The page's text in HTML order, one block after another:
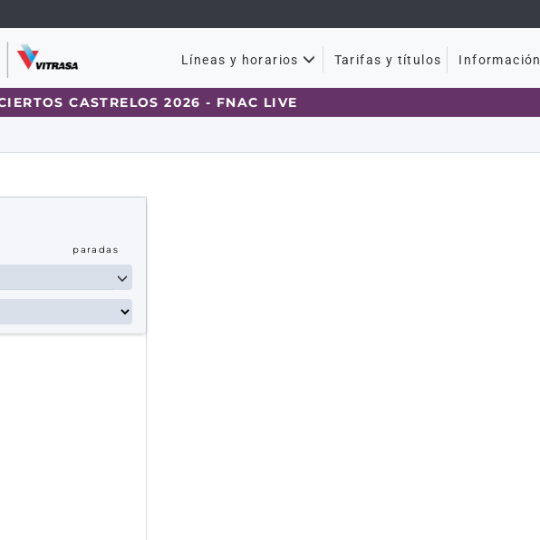
Líneas y horarios Tarifas y títulos Información
CASTRELOS 2026 - FNAC LIVE
paradas